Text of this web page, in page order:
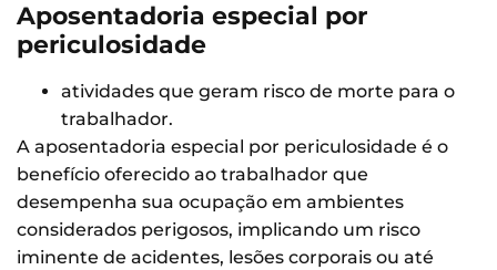
Aposentadoria especial por
periculosidade
atividades que geram risco de morte para o
trabalhador.
A aposentadoria especial por periculosidade é o
benefício oferecido ao trabalhador que
desempenha sua ocupação em ambientes
considerados perigosos, implicando um risco
iminente de acidentes, lesões corporais ou até